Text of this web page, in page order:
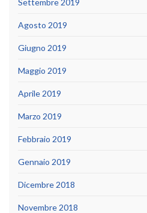
Agosto 2019
Giugno 2019
Maggio 2019
Aprile 2019
Marzo 2019
Febbraio 2019
Gennaio 2019
Dicembre 2018
Novembre 2018